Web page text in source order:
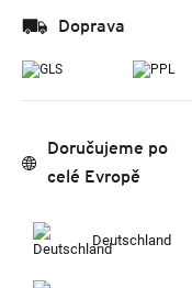
Doprava
Doručujeme po
celé Evropě
Deutschland